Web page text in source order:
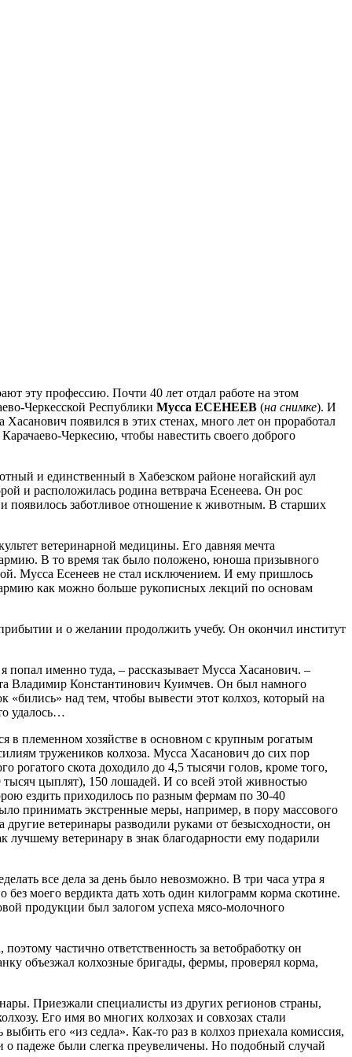
эту профессию. Почти 40 лет отдал работе на этом
Черкесской Республики Мусса ЕСЕНЕЕВ (на снимке). И
Хасанович появился в этих стенах, много лет он проработал
Черкесию, чтобы навестить своего доброго
и единственный в Хабезском районе ногайский аул
и расположилась родина ветврача Есенеева. Он рос
появилось заботливое отношение к животным. В старших
ветеринарной медицины. Его давняя мечта
армию. В то время так было положено, юноша призывного
Мусса Есенеев не стал исключением. И ему пришлось
как можно больше рукописных лекций по основам
и о желании продолжить учебу. Он окончил институт
именно туда, – рассказывает Мусса Хасанович. –
Владимир Константинович Куимчев. Он был намного
над тем, чтобы вывести этот колхоз, который на
удалось…
в племенном хозяйстве в основном с крупным рогатым
тружеников колхоза. Мусса Хасанович до сих пор
скота доходило до 4,5 тысячи голов, кроме того,
цыплят), 150 лошадей. И со всей этой живностью
ездить приходилось по разным фермам по 30-40
принимать экстренные меры, например, в пору массового
ветеринары разводили руками от безысходности, он
лучшему ветеринару в знак благодарности ему подарили
все дела за день было невозможно. В три часа утра я
моего вердикта дать хоть один килограмм корма скотине.
продукции был залогом успеха мясо-молочного
частично ответственность за ветобработку он
объезжал колхозные бригады, фермы, проверял корма,
Приезжали специалисты из других регионов страны,
Его имя во многих колхозах и совхозах стали
его «из седла». Как-то раз в колхоз приехала комиссия,
падеже были слегка преувеличены. Но подобный случай